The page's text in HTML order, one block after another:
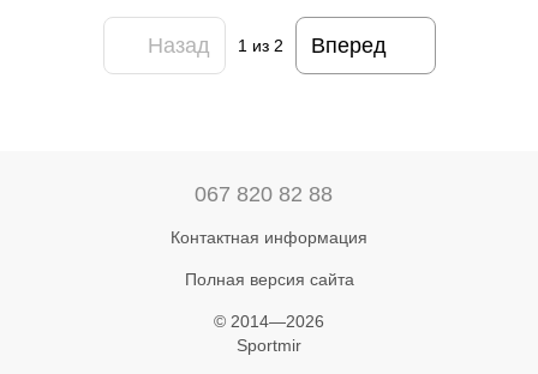
Назад 1из 2 Вперед
067 820 82 88
Контактная информация
Полная версия сайта
© 2014—2026
Sportmir